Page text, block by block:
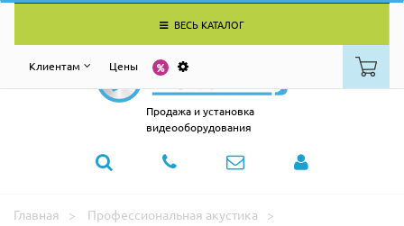
ВЕСЬ КАТАЛОГ
Клиентам Цены
Продажа и установка
видеооборудования
Главная
Профессиональная акустика